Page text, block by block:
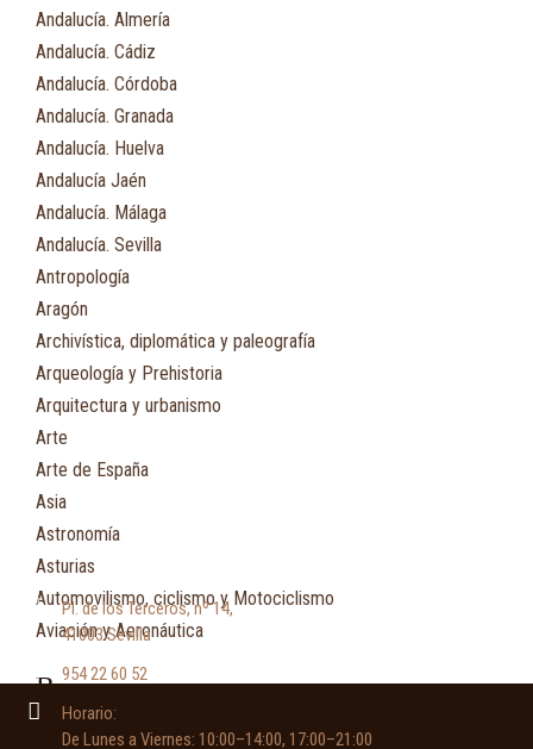
Andalucía. Almería
Andalucía. Cádiz
Andalucía. Córdoba
Andalucía. Granada
Andalucía. Huelva
Andalucía Jaén
Andalucía. Málaga
Andalucía. Sevilla
Antropología
Aragón
Archivística, diplomática y paleografía
Arqueología y Prehistoria
Arquitectura y urbanismo
Arte
Arte de España
Asia
Astronomía
Asturias
Automovilismo, ciclismo y Motociclismo
Aviación y Aeronáutica
B
Bibliografía
Pl. de los Terceros, nº 14,
41003 Sevilla
954 22 60 52
Horario:
De Lunes a Viernes: 10:00–14:00, 17:00–21:00